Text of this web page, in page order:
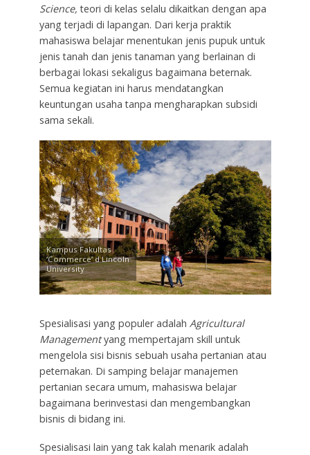
Science, teori di kelas selalu dikaitkan dengan apa
yang terjadi di lapangan. Dari kerja praktik
mahasiswa belajar menentukan jenis pupuk untuk
jenis tanah dan jenis tanaman yang berlainan di
berbagai lokasi sekaligus bagaimana beternak.
Semua kegiatan ini harus mendatangkan
keuntungan usaha tanpa mengharapkan subsidi
sama sekali.
Kampus Fakultas
‘Commerce’ d Lincoln
University
Spesialisasi yang populer adalah Agricultural
Managementyang mempertajam skill untuk
mengelola sisi bisnis sebuah usaha pertanian atau
peternakan. Di samping belajar manajemen
pertanian secara umum, mahasiswa belajar
bagaimana berinvestasi dan mengembangkan
bisnis di bidang ini.
Spesialisasi lain yang tak kalah menarik adalah